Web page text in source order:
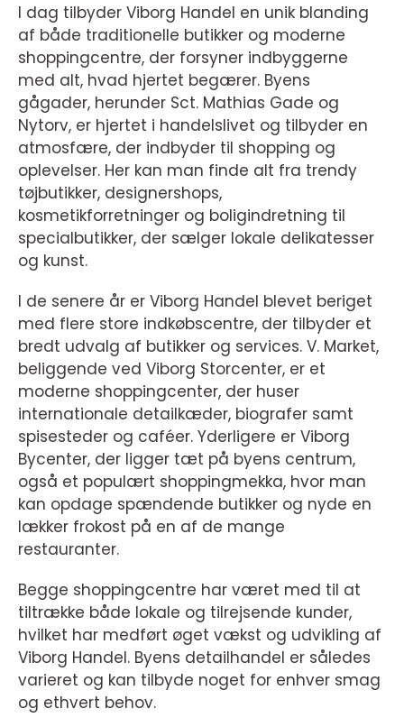
I dag tilbyder Viborg Handel en unik blanding
af både traditionelle butikker og moderne
shoppingcentre, der forsyner indbyggerne
med alt, hvad hjertet begærer. Byens
gågader, herunder Sct. Mathias Gade og
Nytorv, er hjertet i handelslivet og tilbyder en
atmosfære, der indbyder til shopping og
oplevelser. Her kan man finde alt fra trendy
tøjbutikker, designershops,
kosmetikforretninger og boligindretning til
specialbutikker, der sælger lokale delikatesser
og kunst.
I de senere år er Viborg Handel blevet beriget
med flere store indkøbscentre, der tilbyder et
bredt udvalg af butikker og services. V. Market,
beliggende ved Viborg Storcenter, er et
moderne shoppingcenter, der huser
internationale detailkæder, biografer samt
spisesteder og caféer. Yderligere er Viborg
Bycenter, der ligger tæt på byens centrum,
også et populært shoppingmekka, hvor man
kan opdage spændende butikker og nyde en
lækker frokost på en af de mange
restauranter.
Begge shoppingcentre har været med til at
tiltrække både lokale og tilrejsende kunder,
hvilket har medført øget vækst og udvikling af
Viborg Handel. Byens detailhandel er således
varieret og kan tilbyde noget for enhver smag
og ethvert behov.